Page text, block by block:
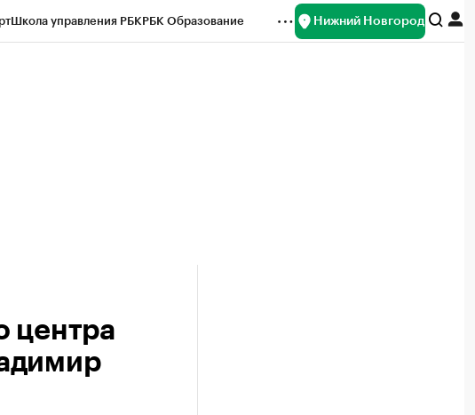
Школа управления РБКРБК Образование Нижний Новгород
центра